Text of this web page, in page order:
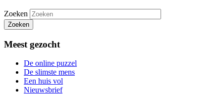
Zoeken
Zoeken
Meest gezocht
De online puzzel
De slimste mens
Een huis vol
Nieuwsbrief